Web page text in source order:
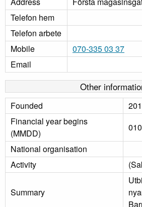
Telefon hem
Telefon arbete
Mobile
070-335 03 37
Email
Other
Founded
Financial year begins
(MMDD)
National organisation
Activity
Summary